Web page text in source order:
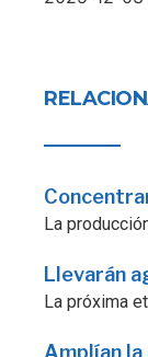
La
Llevarán
La próxima
Amplían